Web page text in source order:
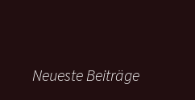
Neueste Beiträge